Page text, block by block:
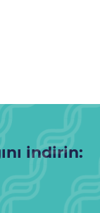
indirin: